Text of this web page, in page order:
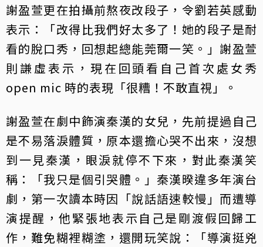
謝盈萱更在拍攝前熬夜改段子，令劉若英感動
表示：「改得比我們好太多了！她的段子是耐
看的脫口秀，回想起總能莞爾一笑。」謝盈萱
則謙虛表示，現在回頭看自己首次處女秀
open mic 時的表現「很糟！不敢直視」。
謝盈萱在劇中飾演秦漢的女兒，先前提過自己
是不易落淚體質，原本還擔心哭不出來，沒想
到一見秦漢，眼淚就停不下來，對此秦漢笑
稱：「我只是個引哭體。」秦漢暌違多年演台
劇，第一次讀本時因「說話語速較慢」而遭導
演提醒，他緊張地表示自己是剛渡假回歸工
作，難免糊裡糊塗，還開玩笑說：「導演挺兇